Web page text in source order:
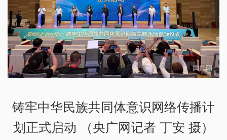
铸牢中华民族共同体意识网络传播计
划正式启动 （央广网记者 丁安 摄）